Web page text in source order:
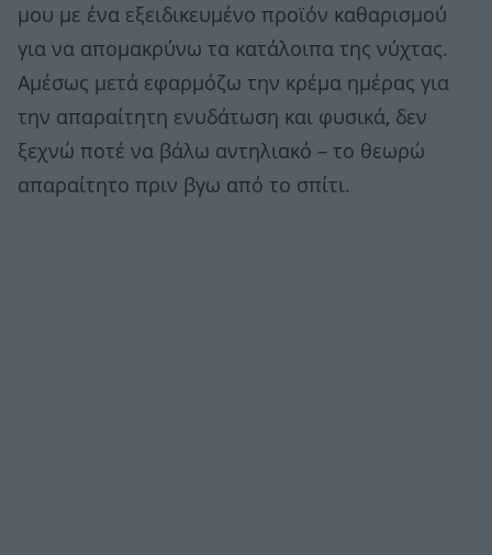
μου με ένα εξειδικευμένο προϊόν καθαρισμού
για να απομακρύνω τα κατάλοιπα της νύχτας.
Αμέσως μετά εφαρμόζω την κρέμα ημέρας για
την απαραίτητη ενυδάτωση και φυσικά, δεν
ξεχνώ ποτέ να βάλω αντηλιακό – το θεωρώ
απαραίτητο πριν βγω από το σπίτι.